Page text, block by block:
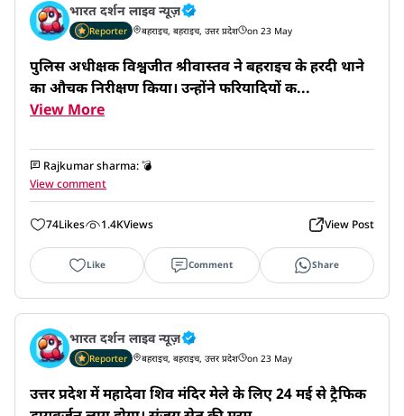
भारत दर्शन लाइव न्यूज़
Reporter बहराइच, बहराइच, उत्तर प्रदेश on 23 May
पुलिस अधीक्षक विश्वजीत श्रीवास्तव ने बहराइच के हरदी थाने
का औचक निरीक्षण किया। उन्होंने फरियादियों क...
View More
Rajkumar sharma:💣
View comment
74Likes 1.4KViews View Post
Like Comment Share
भारत दर्शन लाइव न्यूज़
Reporter बहराइच, बहराइच, उत्तर प्रदेश on 23 May
उत्तर प्रदेश में महादेवा शिव मंदिर मेले के लिए 24 मई से ट्रैफिक